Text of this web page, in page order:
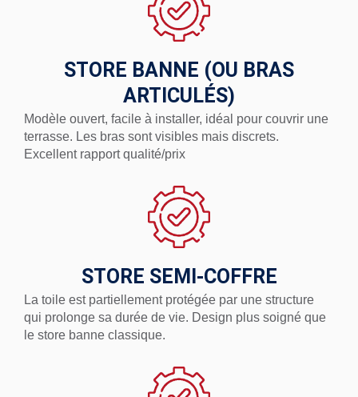
STORE BANNE (OU BRAS
ARTICULÉS)
Modèle ouvert, facile à installer, idéal pour couvrir une
terrasse. Les bras sont visibles mais discrets.
Excellent rapport qualité/prix
STORE SEMI-COFFRE
La toile est partiellement protégée par une structure
qui prolonge sa durée de vie. Design plus soigné que
le store banne classique.